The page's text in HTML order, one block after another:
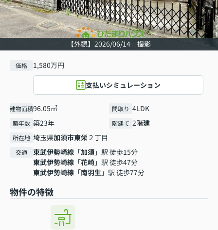
【外観】2026/06/14 撮影
価格 1,580万円
支払いシミュレーション
建物面積96.05㎡ 間取り 4LDK
築年数 築23年 階建て 2階建
所在地 埼玉県加須市東栄２丁目
交通 東武伊勢崎線 「加須」駅 徒歩15分
東武伊勢崎線 「花崎」駅 徒歩47分
東武伊勢崎線 「南羽生」駅 徒歩77分
物件の特徴